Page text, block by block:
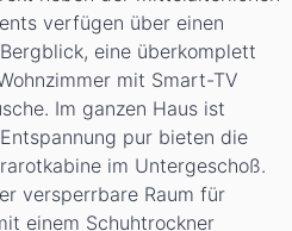
verfügen über einen
eine überkomplett
mit Smart-TV
Im ganzen Haus ist
pur bieten die
im Untergeschoß.
versperrbare Raum für
einem Schuhtrockner